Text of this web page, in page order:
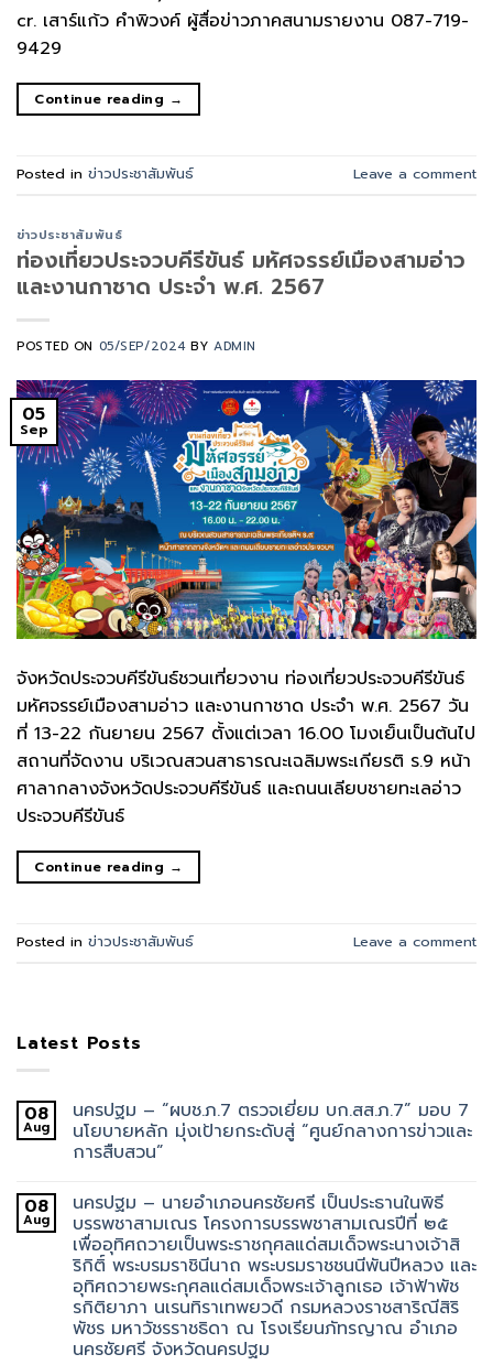
cr. เสาร์แก้ว คำพิวงค์ ผู้สื่อข่าวภาคสนามรายงาน 087-719-
9429
Continue reading →
Posted in ข่าวประชาสัมพันธ์ Leave a comment
ข่าวประชาสัมพันธ์
ท่องเที่ยวประจวบคีรีขันธ์ มหัศจรรย์เมืองสามอ่าว
และงานกาชาด ประจำ พ.ศ. 2567
POSTED ON 05/SEP/2024BYADMIN
05
Sep
จังหวัดประจวบคีรีขันธ์ชวนเที่ยวงาน ท่องเที่ยวประจวบคีรีขันธ์
มหัศจรรย์เมืองสามอ่าว และงานกาชาด ประจำ พ.ศ. 2567 วัน
ที่ 13-22 กันยายน 2567 ตั้งแต่เวลา 16.00 โมงเย็นเป็นต้นไป
สถานที่จัดงาน บริเวณสวนสาธารณะเฉลิมพระเกียรติ ร.9 หน้า
ศาลากลางจังหวัดประจวบคีรีขันธ์ และถนนเลียบชายทะเลอ่าว
ประจวบคีรีขันธ์
Continue reading →
Posted in ข่าวประชาสัมพันธ์ Leave a comment
Latest Posts
08
Aug
นครปฐม – “ผบช.ภ.7 ตรวจเยี่ยม บก.สส.ภ.7” มอบ 7
นโยบายหลัก มุ่งเป้ายกระดับสู่ “ศูนย์กลางการข่าวและ
การสืบสวน”
08
Aug
นครปฐม – นายอำเภอนครชัยศรี เป็นประธานในพิธี
บรรพชาสามเณร โครงการบรรพชาสามเณรปีที่ ๒๕
เพื่ออุทิศถวายเป็นพระราชกุศลแด่สมเด็จพระนางเจ้าสิ
ริกิติ์ พระบรมราชินีนาถ พระบรมราชชนนีพันปีหลวง และ
อุทิศถวายพระกุศลแด่สมเด็จพระเจ้าลูกเธอ เจ้าฟ้าพัช
รกิติยาภา นเรนทิราเทพยวดี กรมหลวงราชสาริณีสิริ
พัชร มหาวัชรราชธิดา ณ โรงเรียนภัทรญาณ อำเภอ
นครชัยศรี จังหวัดนครปฐม